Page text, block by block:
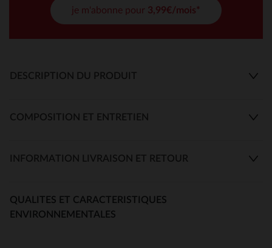
je m'abonne pour 3,99€/mois*
DESCRIPTION DU PRODUIT
COMPOSITION ET ENTRETIEN
INFORMATION LIVRAISON ET RETOUR
QUALITES ET CARACTERISTIQUES
ENVIRONNEMENTALES